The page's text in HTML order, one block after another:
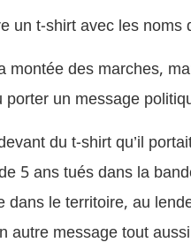
un t-shirt avec les
montée des marches,
un message
du t-shirt qu’il
5 ans tués dans la
dans le territoire, au
autre message tout